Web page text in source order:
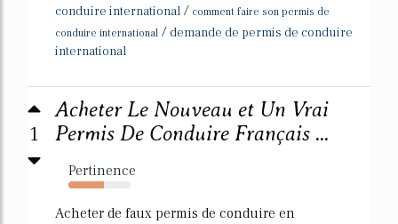
conduire international / comment faire son permis de
conduire international / demande de permis de conduire
international
1
Acheter Le Nouveau et Un Vrai
Permis De Conduire Français ...
Pertinence
57%
Acheter de faux permis de conduire en